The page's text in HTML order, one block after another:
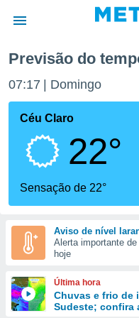
da
fornecidas
a este
das
e
forma
digital
Previsão do
07:17 Domingo
Céu Claro
22°
Sensação de 22°
Aviso de nível
Alerta importante
hoje
Última hora
Chuvas e frio de
Sudeste; confira